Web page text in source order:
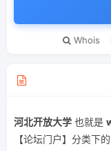
Whois
河北开放大学 也就是
【论坛门户】分类下